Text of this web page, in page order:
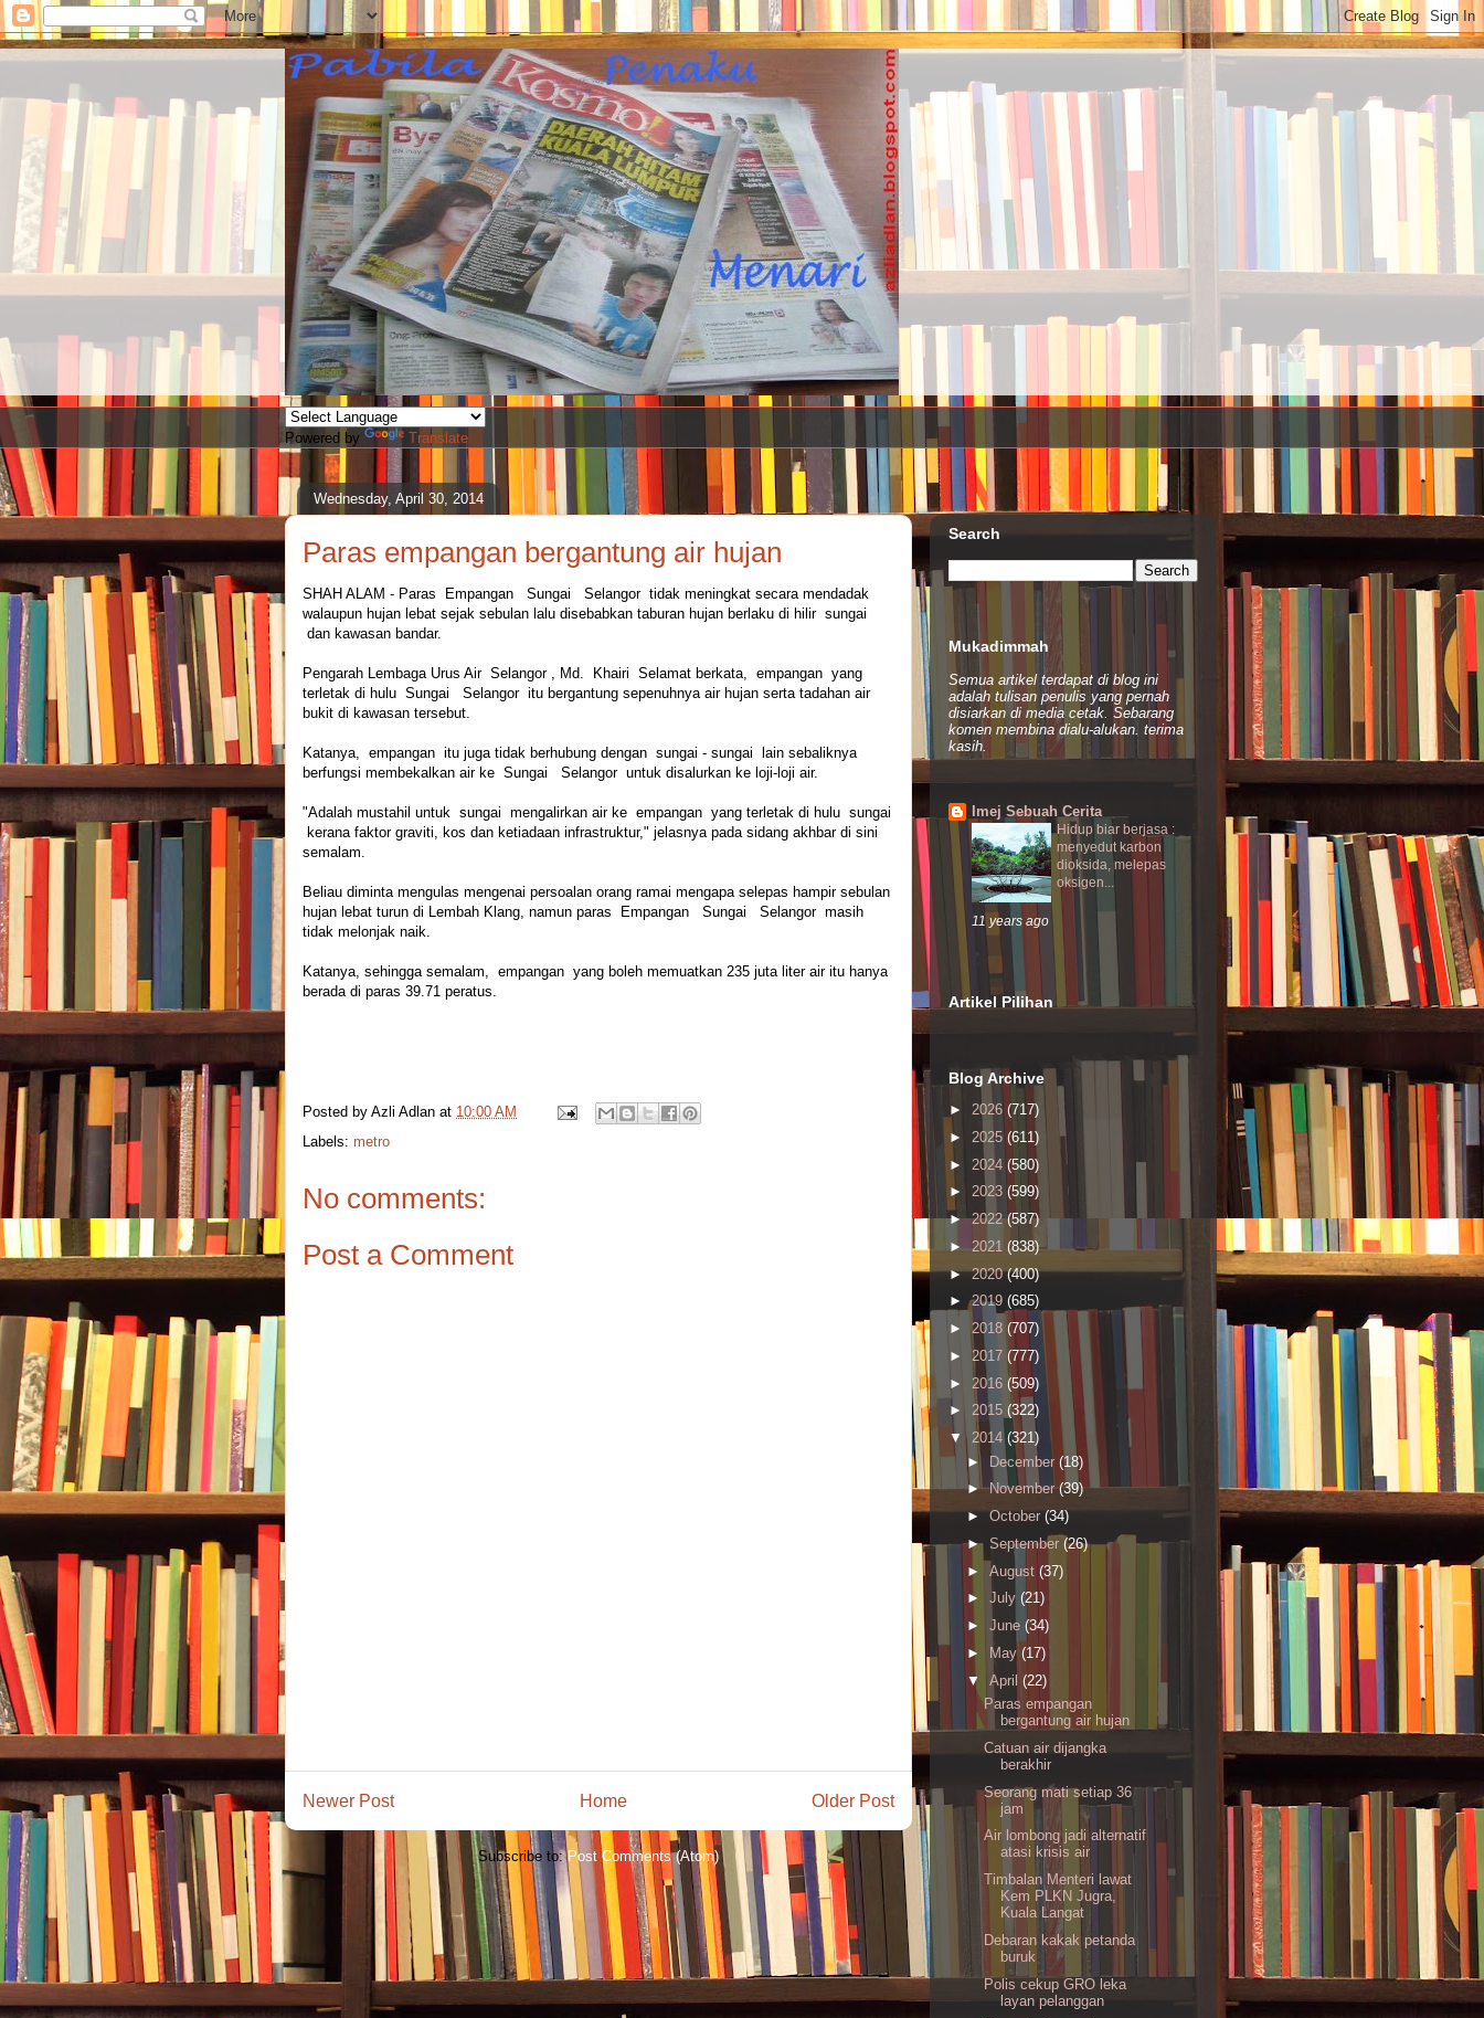
Powered by Translate
Wednesday, April 30, 2014
Paras empangan bergantung air hujan
SHAH ALAM - Paras Empangan Sungai Selangor tidak meningkat secara mendadak
walaupun hujan lebat sejak sebulan lalu disebabkan taburan hujan berlaku di hilir sungai
dan kawasan bandar.
Pengarah Lembaga Urus Air Selangor , Md. Khairi Selamat berkata, empangan yang
terletak di hulu Sungai Selangor itu bergantung sepenuhnya air hujan serta tadahan air
bukit di kawasan tersebut.
Katanya, empangan itu juga tidak berhubung dengan sungai - sungai lain sebaliknya
berfungsi membekalkan air ke Sungai Selangor untuk disalurkan ke loji-loji air.
"Adalah mustahil untuk sungai mengalirkan air ke empangan yang terletak di hulu sungai
kerana faktor graviti, kos dan ketiadaan infrastruktur," jelasnya pada sidang akhbar di sini
semalam.
Beliau diminta mengulas mengenai persoalan orang ramai mengapa selepas hampir sebulan
hujan lebat turun di Lembah Klang, namun paras Empangan Sungai Selangor masih
tidak melonjak naik.
Katanya, sehingga semalam, empangan yang boleh memuatkan 235 juta liter air itu hanya
berada di paras 39.71 peratus.
Posted by Azli Adlan at 10:00 AM
Labels: metro
No comments:
Post a Comment
Newer Post Older Post
Home
Subscribe to:Post Comments (Atom)
Search
Mukadimmah
Semua artikel terdapat di blog ini
adalah tulisan penulis yang pernah
disiarkan di media cetak. Sebarang
komen membina dialu-alukan. terima
kasih.
Imej Sebuah Cerita
Hidup biar berjasa :
menyedut karbon
dioksida, melepas
oksigen...
11 years ago
Artikel Pilihan
Blog Archive
► 2026 (717)
► 2025 (611)
► 2024 (580)
► 2023 (599)
►2022(587)
►2021 (838)
►2020(400)
►2019 (685)
► 2018 (707)
► 2017 (777)
► 2016 (509)
► 2015 (322)
▼ 2014 (321)
► December (18)
►November(39)
►October (34)
► September (26)
► August (37)
► July (21)
► June (34)
►
May (17)
▼ April (22)
Paras empangan
bergantung air hujan
Catuan air dijangka
berakhir
Seorang mati setiap 36
jam
Air lombong jadi alternatif
atasi krisis air
Timbalan Menteri lawat
Kem PLKN Jugra,
Kuala Langat
Debaran kakak petanda
buruk
Polis cekup GRO leka
layan pelanggan